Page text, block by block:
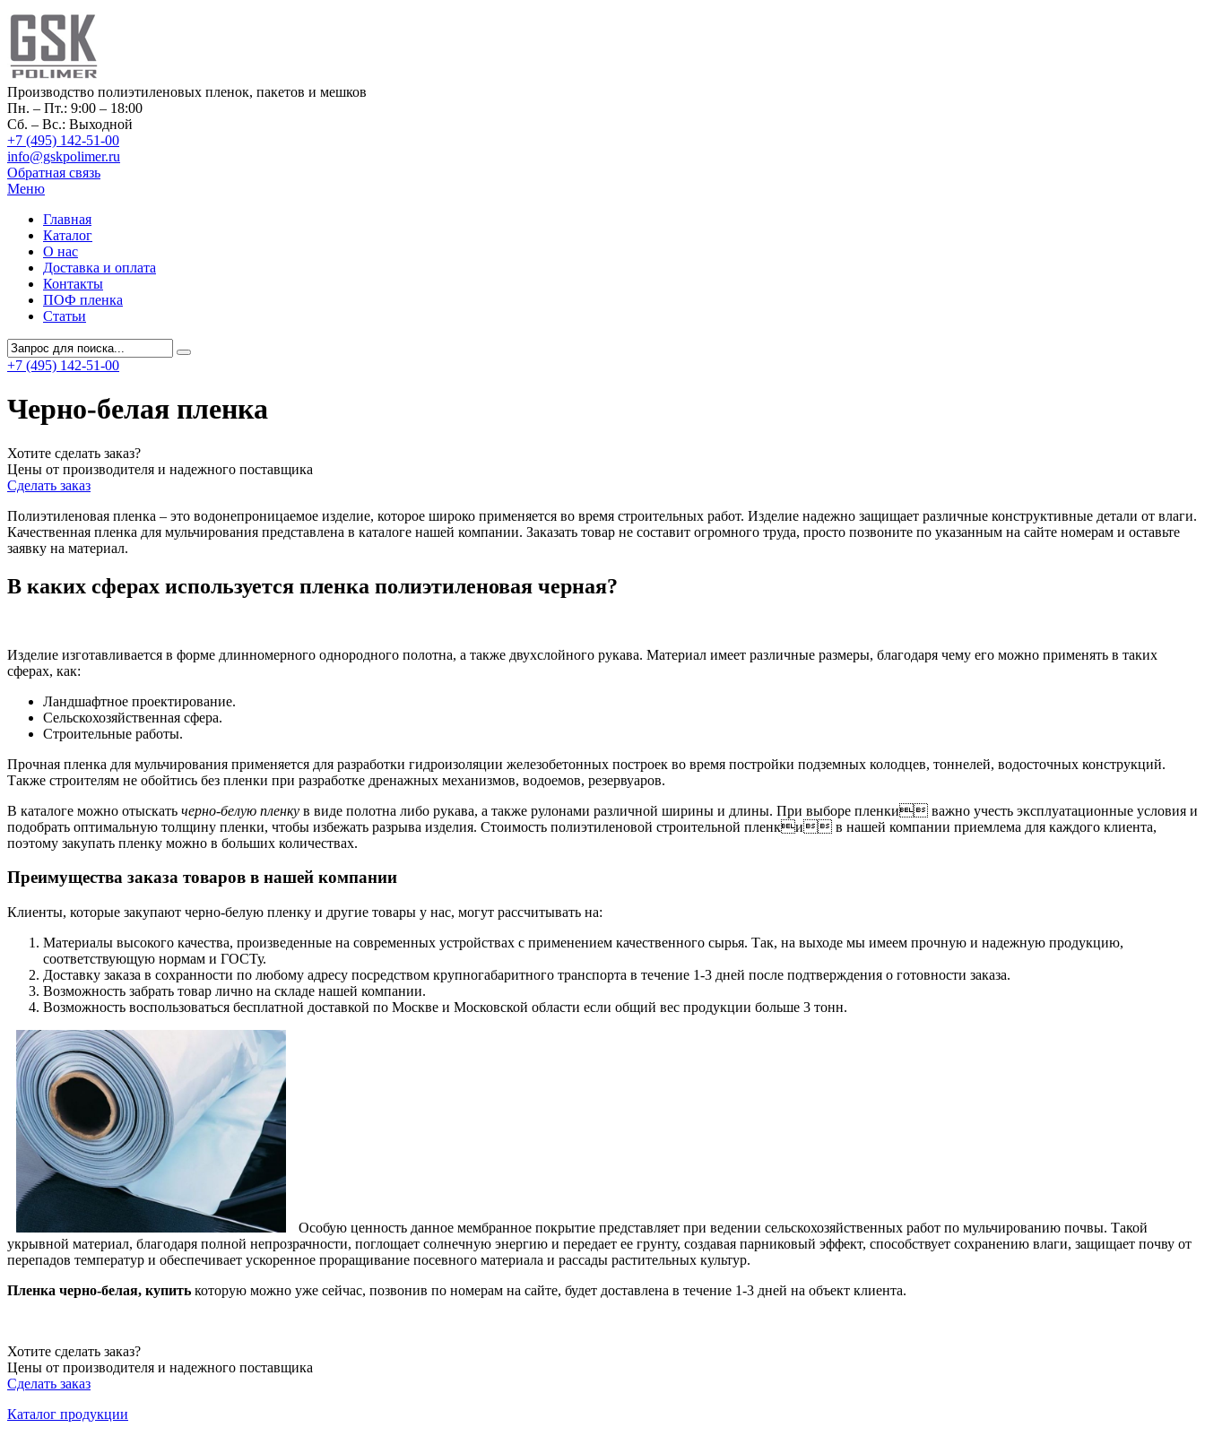
Производство полиэтиленовых пленок, пакетов и мешков
Пн. – Пт.: 9:00 – 18:00
Сб. – Вс.: Выходной
+7 (495) 142-51-00
info@gskpolimer.ru
Обратная связь
Меню
Главная
Каталог
О нас
Доставка и оплата
Контакты
ПОФ пленка
Статьи
+7 (495) 142-51-00
Черно-белая пленка
Хотите сделать заказ?
Цены от производителя и надежного поставщика
Сделать заказ
Полиэтиленовая пленка – это водонепроницаемое изделие, которое широко применяется во время строительных работ. Изделие надежно защищает различные конструктивные детали от влаги.
Качественная пленка для мульчирования представлена в каталоге нашей компании. Заказать товар не составит огромного труда, просто позвоните по указанным на сайте номерам и оставьте
заявку на материал.
В каких сферах используется пленка полиэтиленовая черная?
Изделие изготавливается в форме длинномерного однородного полотна, а также двухслойного рукава. Материал имеет различные размеры, благодаря чему его можно применять в таких
сферах, как:
Ландшафтное проектирование.
Сельскохозяйственная сфера.
Строительные работы.
Прочная пленка для мульчирования применяется для разработки гидроизоляции железобетонных построек во время постройки подземных колодцев, тоннелей, водосточных конструкций.
Также строителям не обойтись без пленки при разработке дренажных механизмов, водоемов, резервуаров.
В каталоге можно отыскать черно-белую пленку в виде полотна либо рукава, а также рулонами различной ширины и длины. При выборе пленки важно учесть эксплуатационные условия и
подобрать оптимальную толщину пленки, чтобы избежать разрыва изделия. Стоимость полиэтиленовой строительной пленки в нашей компании приемлема для каждого клиента,
поэтому закупать пленку можно в больших количествах.
Преимущества заказа товаров в нашей компании
Клиенты, которые закупают черно-белую пленку и другие товары у нас, могут рассчитывать на:
Материалы высокого качества, произведенные на современных устройствах с применением качественного сырья. Так, на выходе мы имеем прочную и надежную продукцию,
соответствующую нормам и ГОСТу.
Доставку заказа в сохранности по любому адресу посредством крупногабаритного транспорта в течение 1-3 дней после подтверждения о готовности заказа.
Возможность забрать товар лично на складе нашей компании.
Возможность воспользоваться бесплатной доставкой по Москве и Московской области если общий вес продукции больше 3 тонн.
Особую ценность данное мембранное покрытие представляет при ведении сельскохозяйственных работ по мульчированию почвы. Такой
укрывной материал, благодаря полной непрозрачности, поглощает солнечную энергию и передает ее грунту, создавая парниковый эффект, способствует сохранению влаги, защищает почву от
перепадов температур и обеспечивает ускоренное проращивание посевного материала и рассады растительных культур.
Пленка черно-белая, купить которую можно уже сейчас, позвонив по номерам на сайте, будет доставлена в течение 1-3 дней на объект клиента.
Хотите сделать заказ?
Цены от производителя и надежного поставщика
Сделать заказ
Каталог продукции